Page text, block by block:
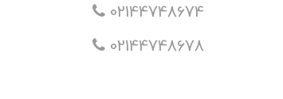
02144748674
02144748678